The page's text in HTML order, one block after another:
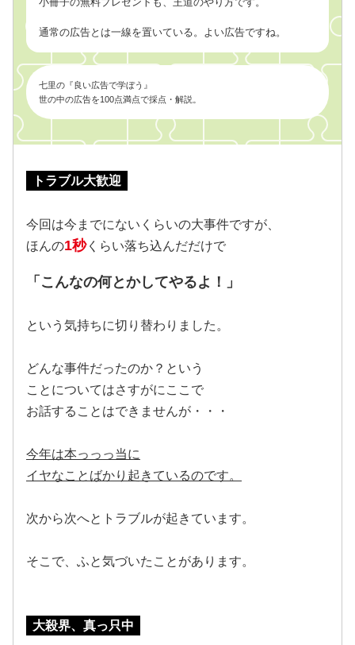
通常の広告とは一線を置いている。よい広告ですね。
七里の『良い広告で学ぼう』
世の中の広告を100点満点で採点・解説。
トラブル大歓迎
今回は今までにないくらいの大事件ですが、
ほんの1秒くらい落ち込んだだけで
「こんなの何とかしてやるよ！」
という気持ちに切り替わりました。
どんな事件だったのか？という
ことについてはさすがにここで
お話することはできませんが・・・
今年は本っっっ当に
イヤなことばかり起きているのです。
次から次へとトラブルが起きています。
そこで、ふと気づいたことがあります。
大殺界、真っ只中